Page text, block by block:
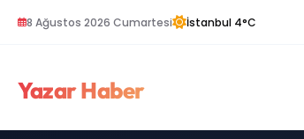
8 Ağustos 2026 Cumartesi İstanbul 4°C
Yazar Haber